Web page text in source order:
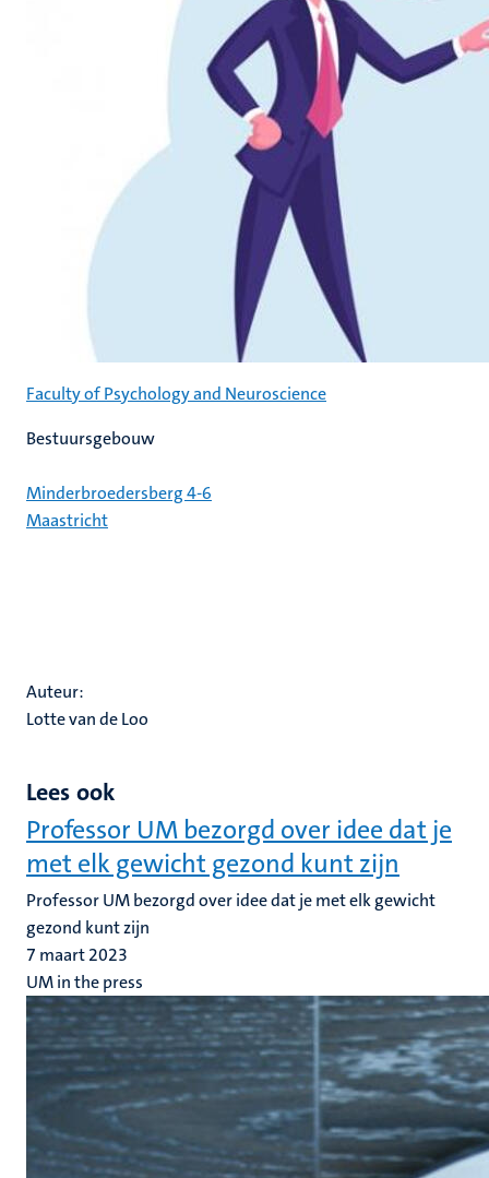
Faculty of Psychology and Neuroscience
Bestuursgebouw
Minderbroedersberg 4-6
Maastricht
Auteur:
Lotte van de Loo
Lees ook
Professor UM bezorgd over idee dat je
met elk gewicht gezond kunt zijn
Professor UM bezorgd over idee dat je met elk gewicht
gezond kunt zijn
7 maart 2023
UM in the press